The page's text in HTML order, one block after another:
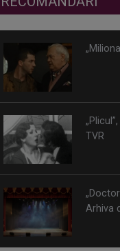
TVR
Arhiva